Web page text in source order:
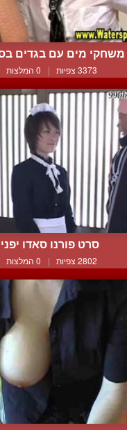
משחקי מים עם בגדים
3373 צפיות | 0 המלצות
סרט פורנו סאדו יפני
2802 צפיות | 0 המלצות